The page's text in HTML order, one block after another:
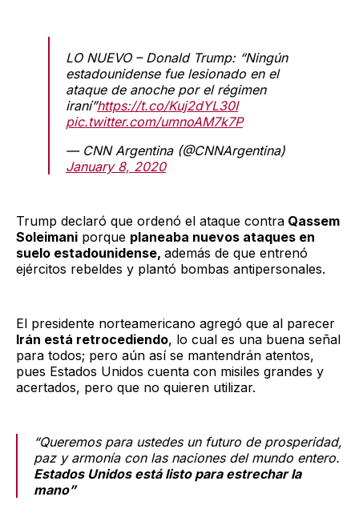
LO NUEVO – Donald Trump: “Ningún
estadounidense fue lesionado en el
ataque de anoche por el régimen
iraní”https://t.co/Kuj2dYL30I
pic.twitter.com/umnoAM7k7P
— CNN Argentina (@CNNArgentina)
January 8, 2020
Trump declaró que ordenó el ataque contra Qassem
Soleimani porque planeaba nuevos ataques en
suelo estadounidense, además de que entrenó
ejércitos rebeldes y plantó bombas antipersonales.
El presidente norteamericano agregó que al parecer
Irán está retrocediendo, lo cual es una buena señal
para todos; pero aún así se mantendrán atentos,
pues Estados Unidos cuenta con misiles grandes y
acertados, pero que no quieren utilizar.
“Queremos para ustedes un futuro de prosperidad,
paz y armonía con las naciones del mundo entero.
Estados Unidos está listo para estrechar la
mano”